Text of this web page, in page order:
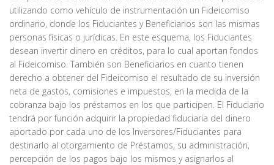
utilizando como vehículo de instrumentación un Fideicomiso
ordinario, donde los Fiduciantes y Beneficiarios son las mismas
personas físicas o jurídicas. En este esquema, los Fiduciantes
desean invertir dinero en créditos, para lo cual aportan fondos
al Fideicomiso. También son Beneficiarios en cuanto tienen
derecho a obtener del Fideicomiso el resultado de su inversión
neta de gastos, comisiones e impuestos, en la medida de la
cobranza bajo los préstamos en los que participen. El Fiduciario
tendrá por función adquirir la propiedad fiduciaria del dinero
aportado por cada uno de los Inversores/Fiduciantes para
destinarlo al otorgamiento de Préstamos, su administración,
percepción de los pagos bajo los mismos y asignarlos al